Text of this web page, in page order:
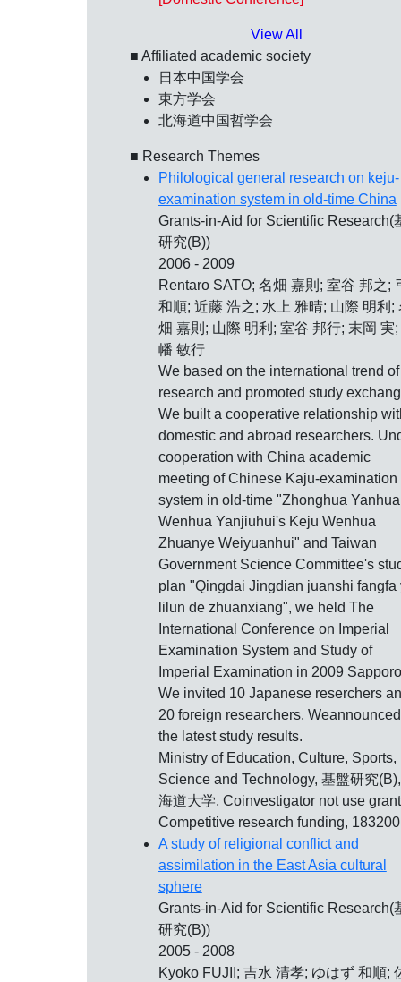
View All
■ Affiliated academic society
日本中国学会
東方学会
北海道中国哲学会
■ Research Themes
Philological general research on keju-
examination system in old-time China
Grants-in-Aid for Scientific Research(
研究(B))
2006 - 2009
Rentaro SATO; 名畑 嘉則; 室谷 邦之;
和順; 近藤 浩之; 水上 雅晴; 山際 明利;
畑 嘉則; 山際 明利; 室谷 邦行; 末岡 実;
幡 敏行
We based on the international trend of
research and promoted study
We built a cooperative relationship
domestic and abroad researchers.
cooperation with China academic
meeting of Chinese Kaju-examination
system in old-time "Zhonghua
Wenhua Yanjiuhui's Keju Wenhua
Zhuanye Weiyuanhui" and Taiwan
Government Science Committee's
plan "Qingdai Jingdian juanshi fangfa
lilun de zhuanxiang", we held The
International Conference on Imperial
Examination System and Study of
Imperial Examination in 2009
We invited 10 Japanese reserchers
20 foreign researchers. Weannounced
the latest study results.
Ministry of Education, Culture, Sports,
Science and Technology, 基盤研究
海道大学, Coinvestigator not use
Competitive research funding,
A study of religional conflict and
assimilation in the East Asia cultural
sphere
Grants-in-Aid for Scientific Research(
研究(B))
2005 - 2008
Kyoko FUJII; 吉水 清孝; ゆはず 和順;